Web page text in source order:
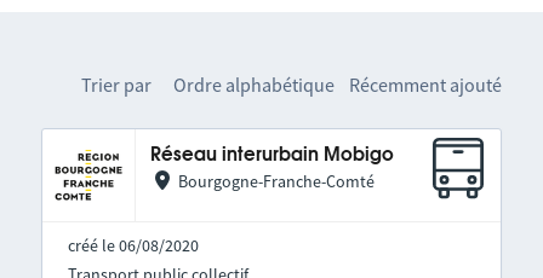
Trier par Ordre alphabétique Récemment ajouté
Réseau interurbain Mobigo
Bourgogne-Franche-Comté
créé le 06/08/2020